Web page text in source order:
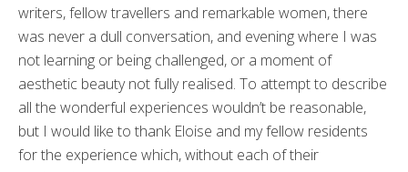
writers, fellow travellers and remarkable women, there
was never a dull conversation, and evening where I was
not learning or being challenged, or a moment of
aesthetic beauty not fully realised. To attempt to describe
all the wonderful experiences wouldn’t be reasonable,
but I would like to thank Eloise and my fellow residents
for the experience which, without each of their